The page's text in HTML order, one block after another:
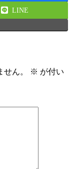
LINE
ん。 ※ が付い